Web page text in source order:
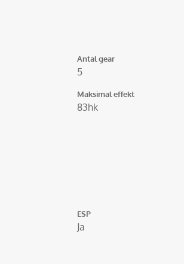
Antal gear
5
Maksimal effekt
83hk
ESP
Ja